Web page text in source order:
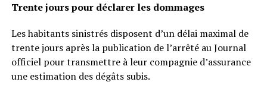
Trente jours pour déclarer les dommages
Les habitants sinistrés disposent d’un délai maximal de
trente jours après la publication de l’arrêté au Journal
officiel pour transmettre à leur compagnie d’assurance
une estimation des dégâts subis.